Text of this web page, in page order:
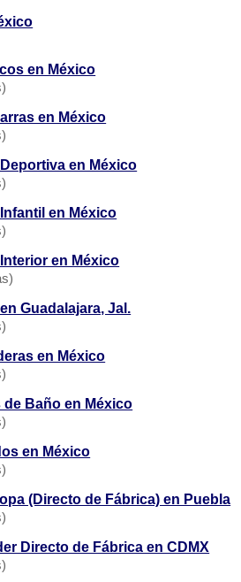
en México
en México
en México
en México
en México
Guadalajara, Jal.
en México
de Baño en México
en México
(Directo de Fábrica) en Puebla
Directo de Fábrica en CDMX